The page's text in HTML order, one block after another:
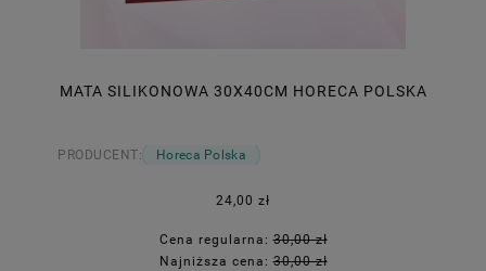
MATA SILIKONOWA 30X40CM HORECA POLSKA
PRODUCENT: Horeca Polska
24,00 zł
Cena regularna:30,00 zł
Najniższa cena:30,00 zł